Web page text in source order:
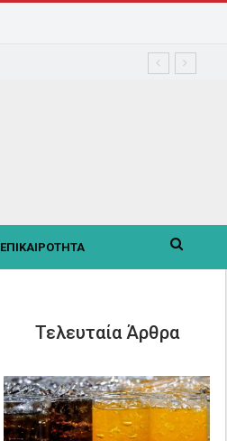
ΕΠΙΚΑΙΡΟΤΗΤΑ
Τελευταία Άρθρα